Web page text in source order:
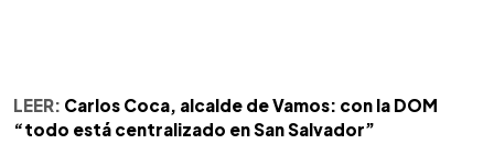
LEER: Carlos Coca, alcalde de Vamos: con la DOM
“todo está centralizado en San Salvador”